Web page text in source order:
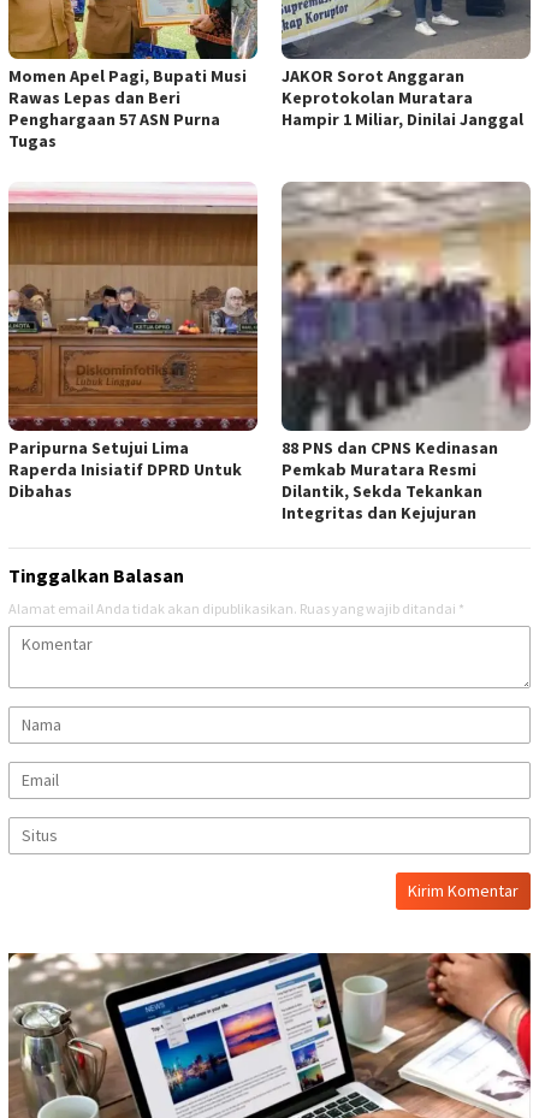
Momen Apel Pagi, Bupati Musi
Rawas Lepas dan Beri
Penghargaan 57 ASN Purna
Tugas
JAKOR Sorot Anggaran
Keprotokolan Muratara
Hampir 1 Miliar, Dinilai Janggal
Paripurna Setujui Lima
Raperda Inisiatif DPRD Untuk
Dibahas
88 PNS dan CPNS Kedinasan
Pemkab Muratara Resmi
Dilantik, Sekda Tekankan
Integritas dan Kejujuran
Tinggalkan Balasan
Alamat email Anda tidak akan dipublikasikan. Ruas yang wajib ditandai *